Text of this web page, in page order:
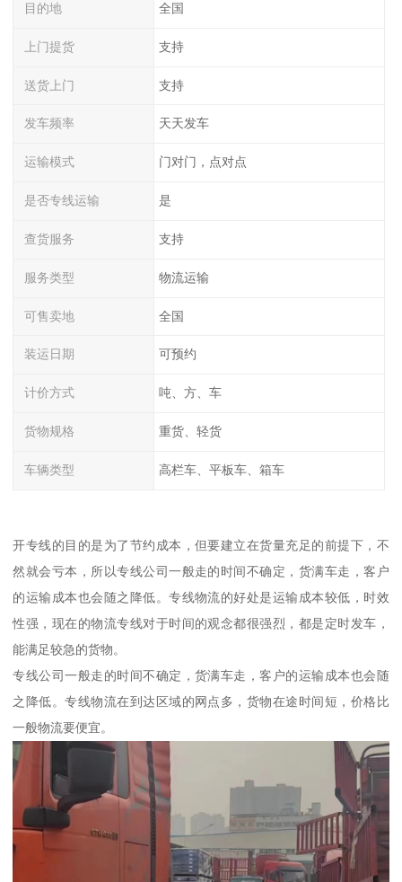
目的地 全国
上门提货 支持
送货上门 支持
发车频率 天天发车
运输模式 门对门，点对点
是否专线运输 是
查货服务 支持
服务类型 物流运输
可售卖地 全国
装运日期 可预约
计价方式 吨、方、车
货物规格 重货、轻货
车辆类型 高栏车、平板车、箱车
开专线的目的是为了节约成本，但要建立在货量充足的前提下，不
然就会亏本，所以专线公司一般走的时间不确定，货满车走，客户
的运输成本也会随之降低。专线物流的好处是运输成本较低，时效
性强，现在的物流专线对于时间的观念都很强烈，都是定时发车，
能满足较急的货物。
专线公司一般走的时间不确定，货满车走，客户的运输成本也会随
之降低。专线物流在到达区域的网点多，货物在途时间短，价格比
一般物流要便宜。